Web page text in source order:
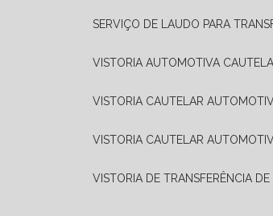
SERVIÇO DE LAUDO PARA
VISTORIA AUTOMOTIVA
VISTORIA CAUTELAR
VISTORIA CAUTELAR
VISTORIA DE TRANSFERÊNCIA